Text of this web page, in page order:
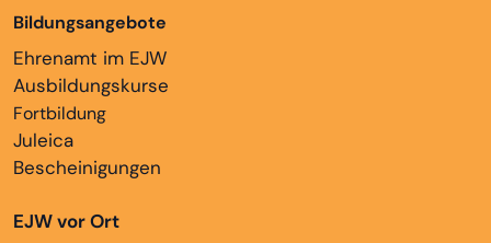
Bildungsangebote
Ehrenamt im EJW
Ausbildungskurse
Fortbildung
Juleica
Bescheinigungen
EJW vor Ort